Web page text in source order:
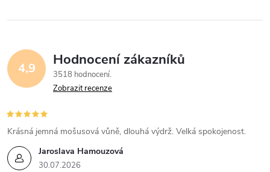
i
s
u
4,9 Hodnocení zákazníků
3518 hodnocení
Zobrazit recenze
Jaroslava Hamouzová
30.07.2026
Krásná jemná mošusová vůně, dlouhá výdrž. Velká spokojenost.